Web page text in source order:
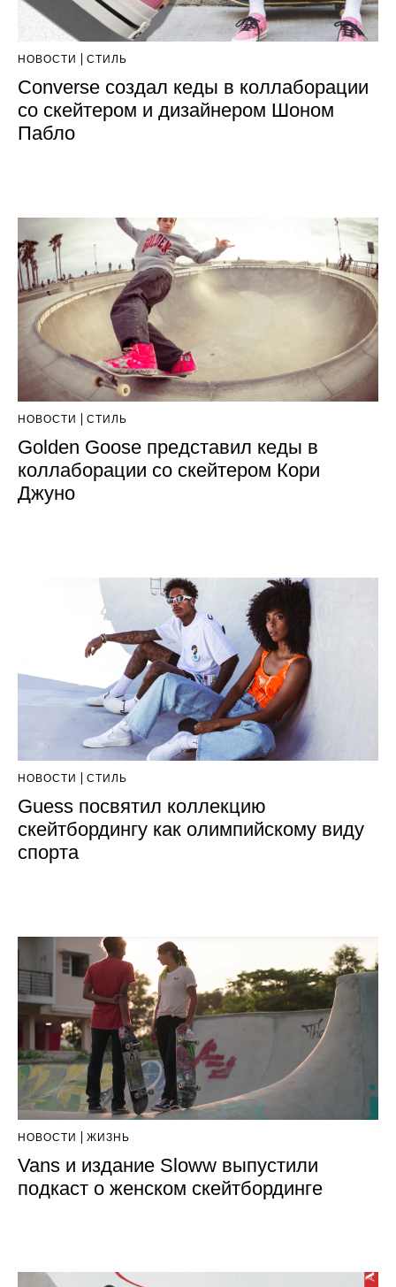
НОВОСТИ СТИЛЬ
Converse создал кеды в коллаборации
со скейтером и дизайнером Шоном
Пабло
НОВОСТИ СТИЛЬ
Golden Goose представил кеды в
коллаборации со скейтером Кори
Джуно
НОВОСТИ СТИЛЬ
Guess посвятил коллекцию
скейтбордингу как олимпийскому виду
спорта
НОВОСТИ ЖИЗНЬ
Vans и издание Sloww выпустили
подкаст о женском скейтбординге